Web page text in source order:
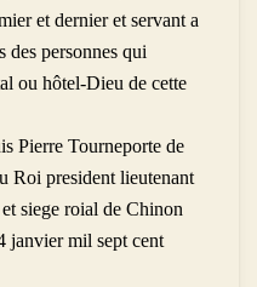
et dernier et servant a
des personnes qui
ou hôtel-Dieu de cette
Pierre Tourneporte de
Roi president lieutenant
siege roial de Chinon
janvier mil sept cent